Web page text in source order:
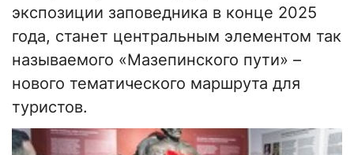
экспозиции заповедника в конце 2025
года, станет центральным элементом так
называемого «Мазепинского пути» –
нового тематического маршрута для
туристов.